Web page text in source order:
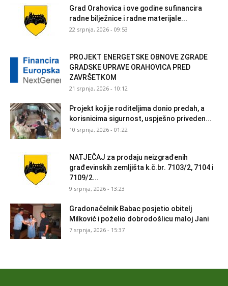
Grad Orahovica i ove godine sufinancira
radne bilježnice i radne materijale...
22 srpnja, 2026 - 09:53
PROJEKT ENERGETSKE OBNOVE ZGRADE
GRADSKE UPRAVE ORAHOVICA PRED
ZAVRŠETKOM
21 srpnja, 2026 - 10:12
Projekt koji je roditeljima donio predah, a
korisnicima sigurnost, uspješno priveden...
10 srpnja, 2026 - 01:22
NATJEČAJ za prodaju neizgrađenih
građevinskih zemljišta k.č.br. 7103/2, 7104 i
7109/2...
9 srpnja, 2026 - 13:23
Gradonačelnik Babac posjetio obitelj
Milković i poželio dobrodošlicu maloj Jani
7 srpnja, 2026 - 15:37